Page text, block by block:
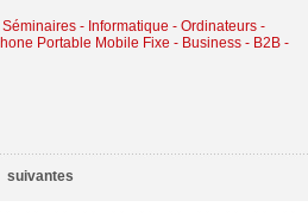
- Informatique - Ordinateurs -
Portable Mobile Fixe - Business - B2B -
suivantes